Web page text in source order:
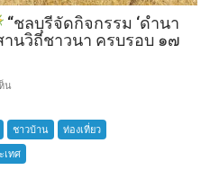
385
ห้วง
เวลา
มีนาคม
๒๕๖๙
ณ
“ชลบุรีจัดกิจกรรม ‘ดำนา
านวิถีชาวนา ครบรอบ ๑๗
น
จังหวัด
ชลบุรี
ชาวบ้าน
ท่องเที่ยว
เทศ